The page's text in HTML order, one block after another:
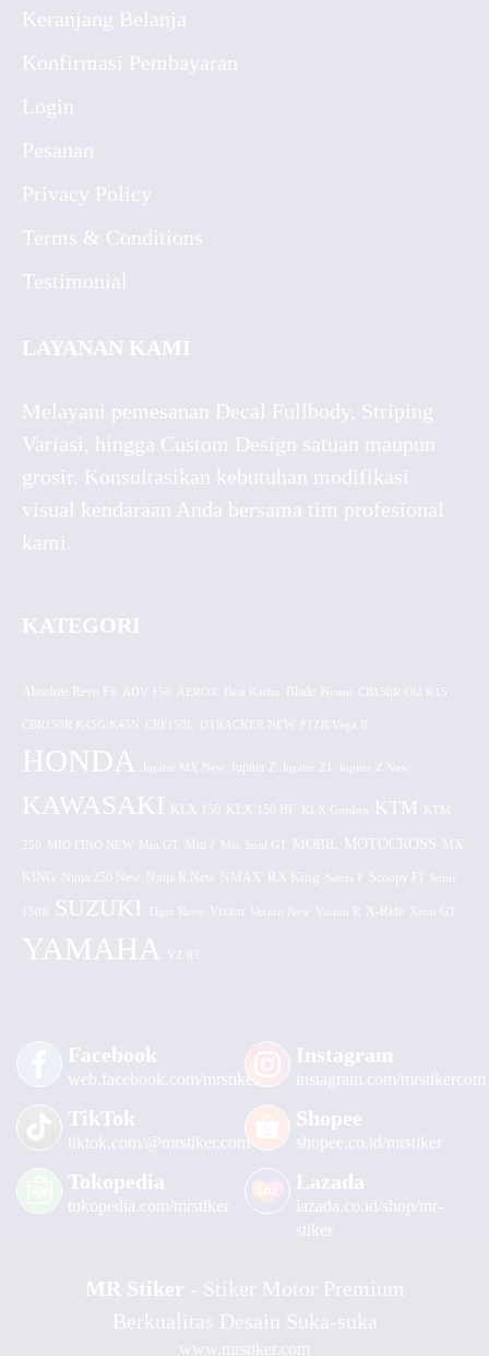
Keranjang Belanja
Konfirmasi Pembayaran
Login
Pesanan
Privacy Policy
Terms & Conditions
Testimonial
LAYANAN KAMI
Melayani pemesanan Decal Fullbody, Striping
Variasi, hingga Custom Design satuan maupun
grosir. Konsultasikan kebutuhan modifikasi
visual kendaraan Anda bersama tim profesional
kami.
KATEGORI
Absolute Revo Fit ADV 150 AEROX CB150R Old K15
CBR150R K45G/K45N CRF150L DTRACKER NEW F1ZR/Vega R
HONDA Jupiter MX New Jupiter Z Jupiter Z1 Jupiter Z New
KAWASAKI KLX 150 KLX 150 BF KLX Gordon KTM KTM
250 MIO FINO NEW Mio GT Mio J Mio Soul GT MOBIL MOTOCROSS MX
KING Ninja 250 New Ninja R New NMAX RX King Satria F Scoopy FI Sonic
150R SUZUKI Tiger Revo Vixion Vixion New Vixion R X-Ride Xeon GT
YAMAHA YZ 85
Facebook
web.facebook.com/mrstiker
Instagram
instagram.com/mrstikercom
TikTok
tiktok.com/@mrstiker.com
Shopee
shopee.co.id/mrstiker
Tokopedia
tokopedia.com/mrstiker
Lazada
lazada.co.id/shop/mr-
stiker
MR Stiker - Stiker Motor Premium
Berkualitas Desain Suka-suka
www.mrstiker.com